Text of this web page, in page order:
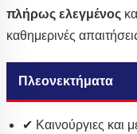
πλήρως ελεγμένος
καθημερινές
Πλεονεκτήματα
✔ Καινούργιες και